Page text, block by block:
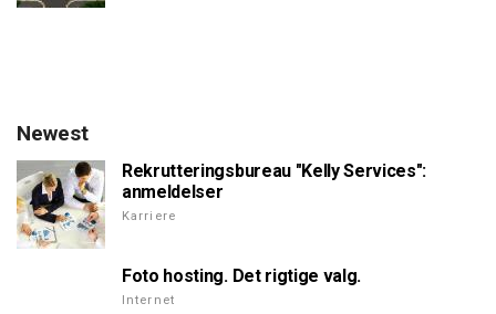
Newest
Rekrutteringsbureau "Kelly Services":
anmeldelser
Karriere
Foto hosting. Det rigtige valg.
Internet